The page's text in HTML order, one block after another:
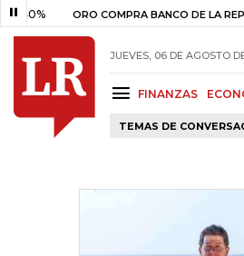
ORO COMPRA BANCO DE LA REPÚBLICA
JUEVES, 06 DE AGOSTO
FINANZAS
TEMAS DE